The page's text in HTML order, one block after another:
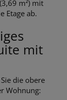
m²) mit
Etage ab.
mit
die obere
Wohnung: